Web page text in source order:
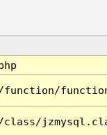
function/
class/